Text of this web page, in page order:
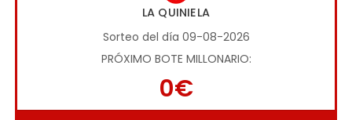
LA QUINIELA
Sorteo del día 09-08-2026
PRÓXIMO BOTE MILLONARIO:
0€